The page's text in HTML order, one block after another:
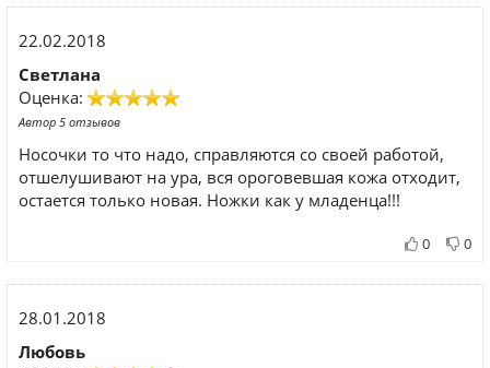
22.02.2018
Светлана
Оценка:
Автор 5 отзывов
Носочки то что надо, справляются со своей работой,
отшелушивают на ура, вся ороговевшая кожа отходит,
остается только новая. Ножки как у младенца!!!
0 0
28.01.2018
Любовь